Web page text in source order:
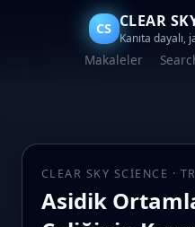
CS CLEAR
Kanıta
Makaleler
CLEAR SKY SCIENCE · TR
Asidik